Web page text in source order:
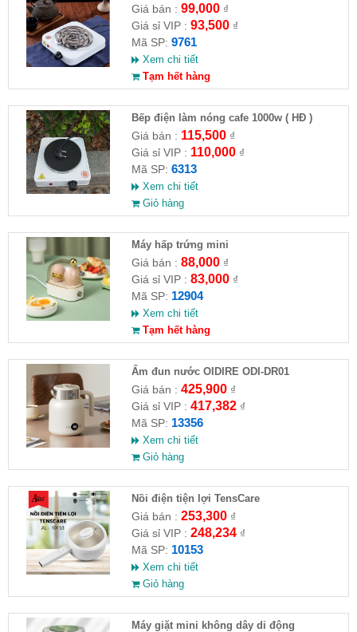
Giá bán : 99,000₫
Giá sỉ VIP : 93,500₫
Mã SP: 9761
Xem chi tiết
Tạm hết hàng
Bếp điện làm nóng cafe 1000w ( HĐ )
Giá bán : 115,500₫
Giá sỉ VIP : 110,000₫
Mã SP: 6313
Xem chi tiết
Giỏ hàng
Máy hấp trứng mini
Giá bán : 88,000₫
Giá sỉ VIP : 83,000₫
Mã SP: 12904
Xem chi tiết
Tạm hết hàng
Ấm đun nước OIDIRE ODI-DR01
Giá bán : 425,900₫
Giá sỉ VIP : 417,382₫
Mã SP: 13356
Xem chi tiết
Giỏ hàng
Nồi điện tiện lợi TensCare
Giá bán : 253,300₫
Giá sỉ VIP : 248,234₫
Mã SP: 10153
Xem chi tiết
Giỏ hàng
Máy giặt mini không dây di động